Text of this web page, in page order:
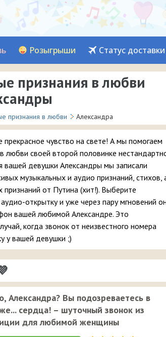
Розыгрыши Статус доставки
признания в любви
признания в любви Александра
чувство на свете! А мы помогаем
любви своей второй половинке
вашей девушки Александры мы записали
музыкальных и аудио признаний, стихов,
от Путина (хит!). Выберите
открытку и уже через пару мгновений
вашей любимой Александре. Это
когда звонок от неизвестного номера
у вашей девушки ;)
Александра? Вы подозреваетесь в
сердца! – шуточный звонок из
для любимой женщины